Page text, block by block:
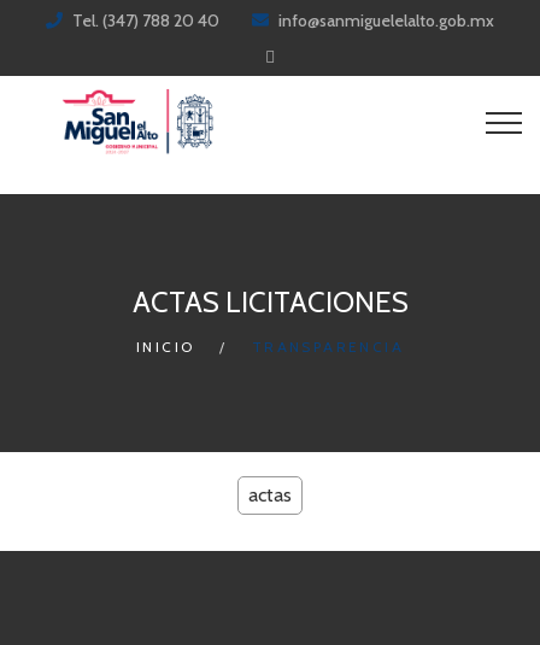
Tel. (347) 788 20 40 info@sanmiguelelalto.gob.mx
ACTAS LICITACIONES
INICIO TRANSPARENCIA
actas